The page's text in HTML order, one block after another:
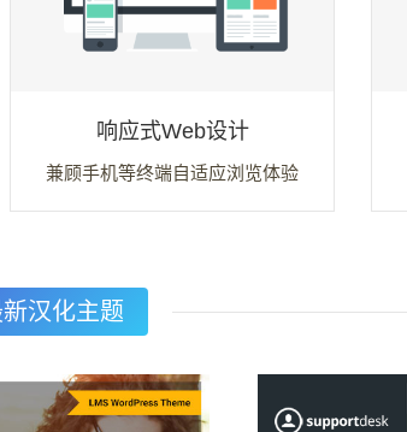
响应式Web设计
兼顾手机等终端自适应浏览体验
汉化主题